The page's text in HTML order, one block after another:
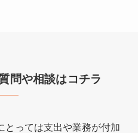
問や相談はコチラ
とっては支出や業務が付加